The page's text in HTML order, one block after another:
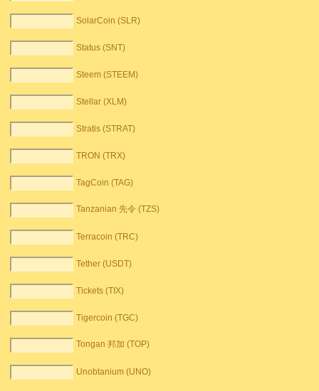
SolarCoin (SLR)
Status (SNT)
Steem (STEEM)
Stellar (XLM)
Stratis (STRAT)
TRON (TRX)
TagCoin (TAG)
Tanzanian 先令 (TZS)
Terracoin (TRC)
Tether (USDT)
Tickets (TIX)
Tigercoin (TGC)
Tongan 邦加 (TOP)
Unobtanium (UNO)